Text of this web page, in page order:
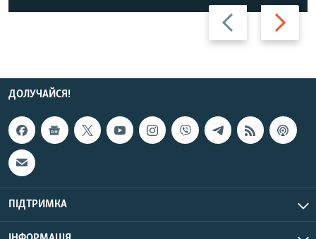
Назад Вперед
ДОЛУЧАЙСЯ!
ПІДТРИМКА